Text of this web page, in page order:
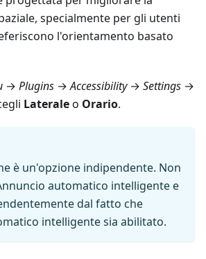
specialmente per gli utenti
l'orientamento basato
→ Plugins →Accessibility→ Settings →
Lateraleo Orario.
è un'opzione indipendente. Non
automatico intelligente e
dal fatto che
intelligente sia abilitato.